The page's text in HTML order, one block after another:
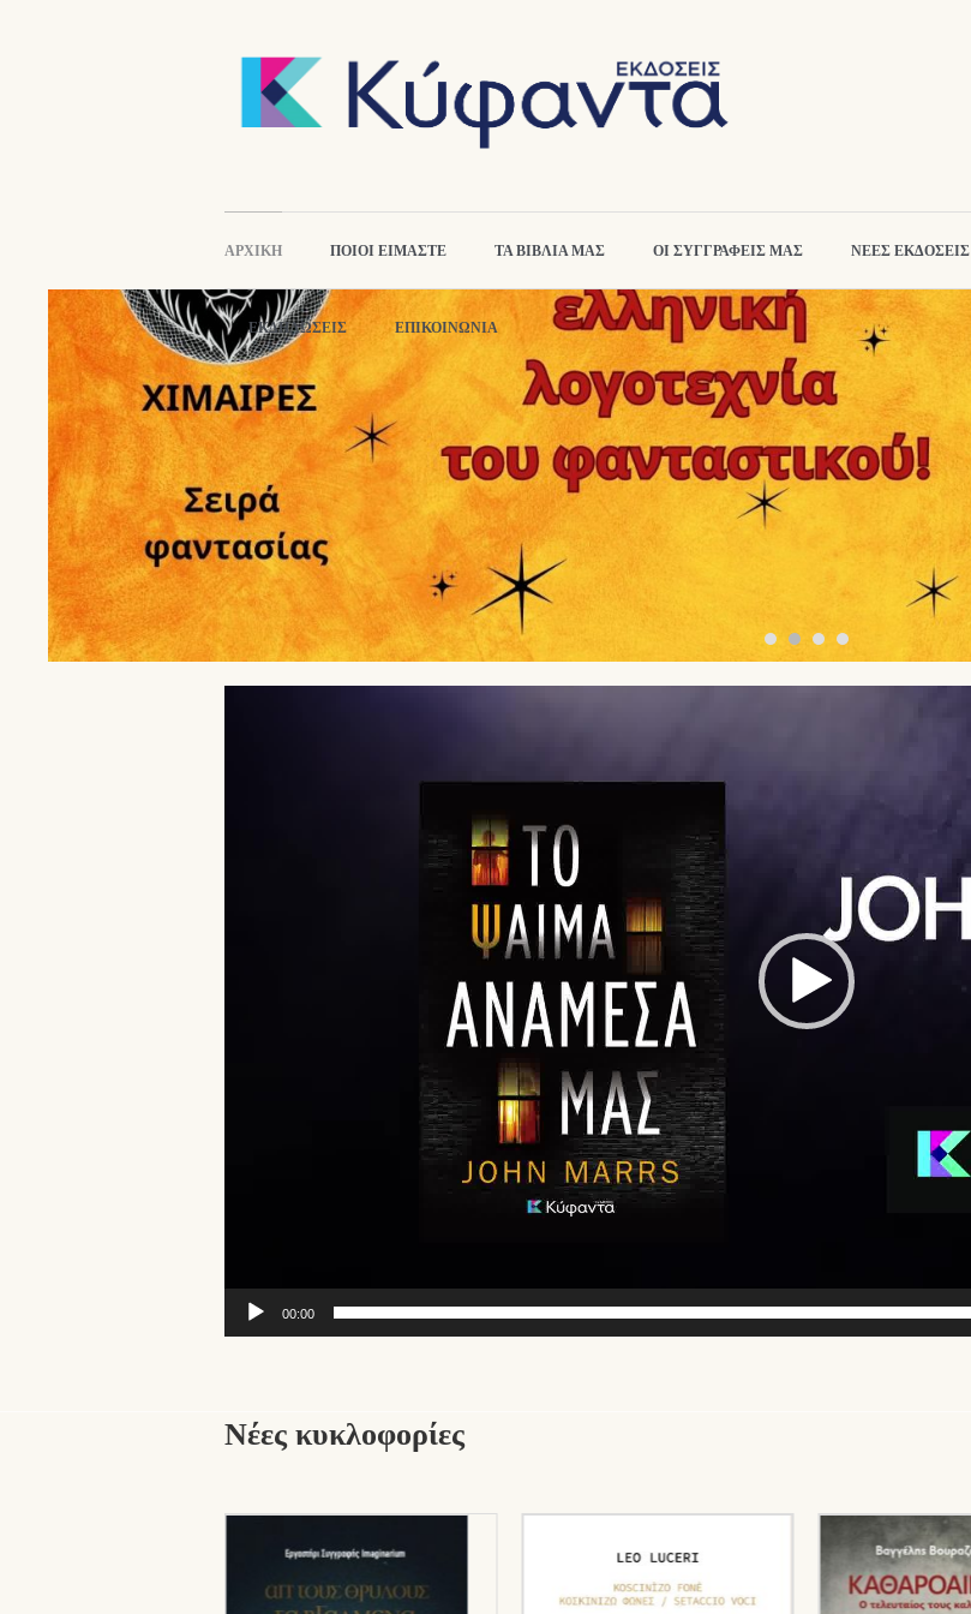
ΑΡΧΙΚΉ ΠΟΙΟΙ ΕΙΜΑΣΤΕ ΤΑ ΒΙΒΛΙΑ ΜΑΣ ΟΙ ΣΥΓΓΡΑΦΕΙΣ ΜΑΣ ΝΕΕΣ ΕΚΔΟΣΕΙΣ
ΕΚΔΗΛΏΣΕΙΣ ΕΠΙΚΟΙΝΩΝΙΑ
00:00
Νέες κυκλοφορίες